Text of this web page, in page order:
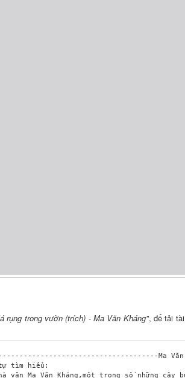
rụng trong vườn (trích) - Ma Văn Kháng", để tải
Ma Văn
tìm hiểu: